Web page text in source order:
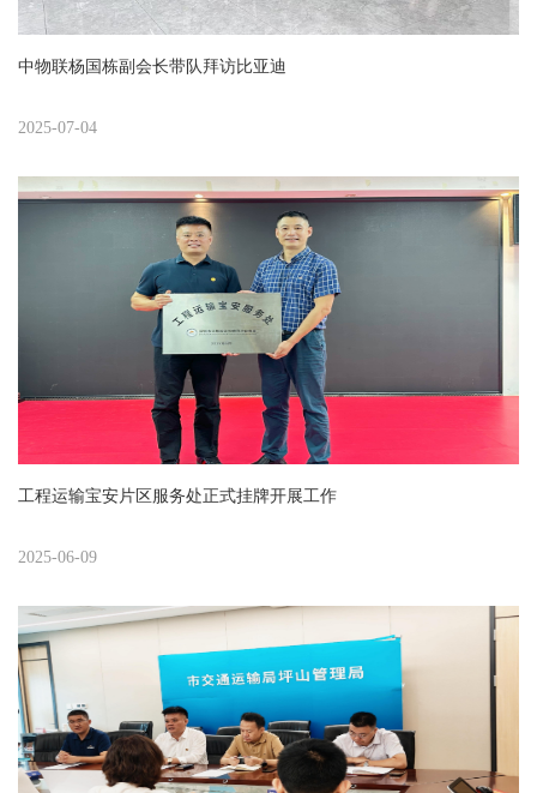
中物联杨国栋副会长带队拜访比亚迪
2025-07-04
工程运输宝安片区服务处正式挂牌开展工作
2025-06-09